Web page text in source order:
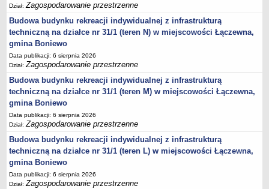
Opłaty i podatki
Zagospodarowanie przestrzenne
Obwieszczenia,Zawiadomienia, sprawozdania ochrony środowiska
Decyzje o środowiskowych uwarunkowaniach
REWITALIZACJA GMINY BONIEWO
PPWOW
Aktualności
Podręcznik PPWOW
Plan działania
Strategia Rozwiązywania Problemów Społecznych
Lista osób kluczowych
Lista aktywności społecznych
Dział:Zagospodarowanie przestrzenne
Budowa budynku rekreacji indywidualnej z infrastrukturą
techniczną na działce nr 31/1 (teren N) w miejscowości Łączewna,
gmina Boniewo
Data publikacji: 6 sierpnia 2026
Dział:Zagospodarowanie przestrzenne
Budowa budynku rekreacji indywidualnej z infrastrukturą
techniczną na działce nr 31/1 (teren M) w miejscowości Łączewna,
gmina Boniewo
Data publikacji: 6 sierpnia 2026
Dział:Zagospodarowanie przestrzenne
Budowa budynku rekreacji indywidualnej z infrastrukturą
techniczną na działce nr 31/1 (teren L) w miejscowości Łączewna,
gmina Boniewo
Data publikacji: 6 sierpnia 2026
Dział:Zagospodarowanie przestrzenne